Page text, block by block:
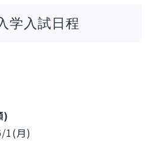
学入試日程
)
1(月)